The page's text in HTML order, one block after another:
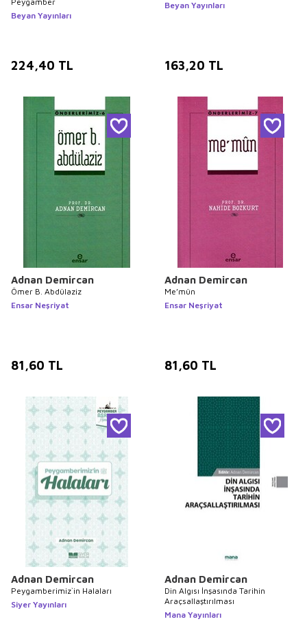
Beyan Yayınları
224,40 TL
Beyan Yayınları
163,20 TL
Adnan Demircan
Ömer B. Abdülaziz
Ensar Neşriyat
81,60 TL
Adnan Demircan
Me’mün
Ensar Neşriyat
81,60 TL
Adnan Demircan
Peygamberimiz`in Halaları
Siyer Yayınları
Adnan Demircan
Din Algısı İnşasında Tarihin
Araçsallaştırılması
Mana Yayınları